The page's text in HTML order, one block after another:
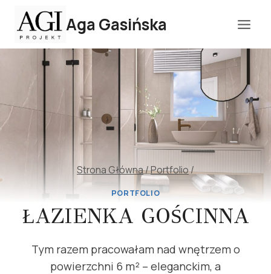
Przejdź
treści
Aga Gasińska
Strona Główna/Portfolio/
PORTFOLIO
ŁAZIENKA GOŚCINNA
Tym razem pracowałam nad wnętrzem o
powierzchni 6 m² – eleganckim, a